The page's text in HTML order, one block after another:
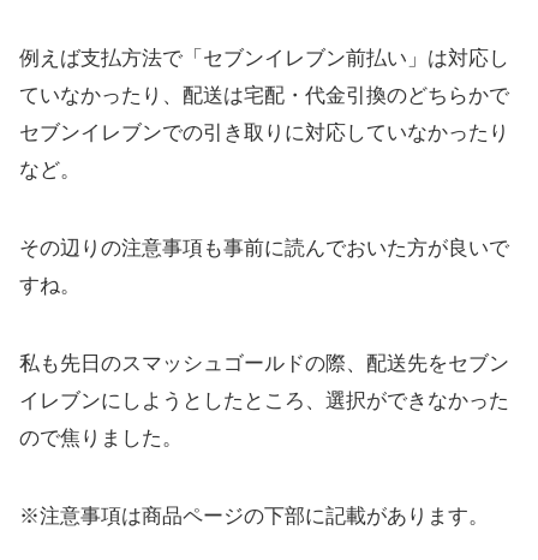
例えば支払方法で「セブンイレブン前払い」は対応し
ていなかったり、配送は宅配・代金引換のどちらかで
セブンイレブンでの引き取りに対応していなかったり
など。
その辺りの注意事項も事前に読んでおいた方が良いで
すね。
私も先日のスマッシュゴールドの際、配送先をセブン
イレブンにしようとしたところ、選択ができなかった
ので焦りました。
※注意事項は商品ページの下部に記載があります。